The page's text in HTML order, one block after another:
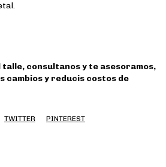
talle, consultanos y te asesoramos,
cambios y reducis costos de
TWITTER PINTEREST